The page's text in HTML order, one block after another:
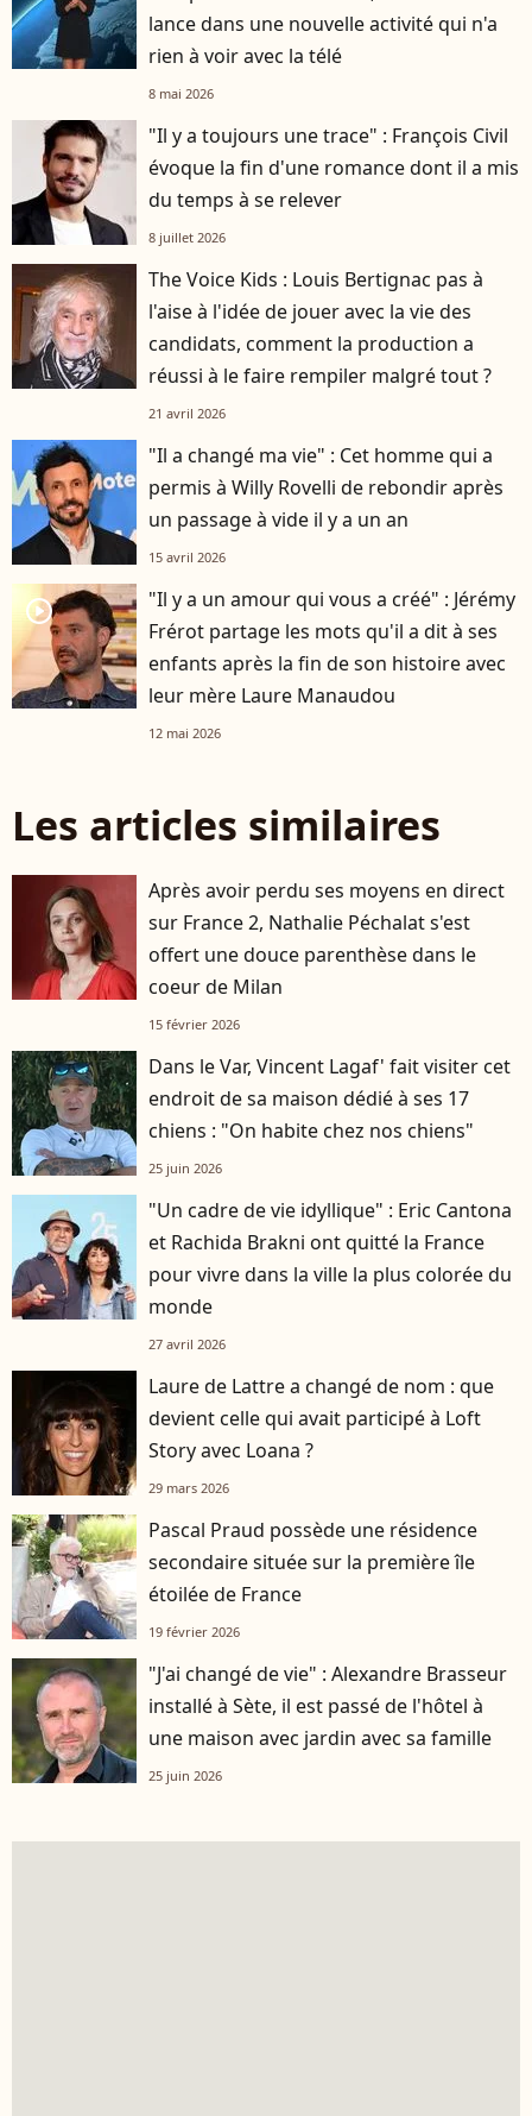
lance dans une nouvelle activité qui n'a
rien à voir avec la télé
8 mai 2026
"Il y a toujours une trace" : François Civil
évoque la fin d'une romance dont il a mis
du temps à se relever
8 juillet 2026
The Voice Kids : Louis Bertignac pas à
l'aise à l'idée de jouer avec la vie des
candidats, comment la production a
réussi à le faire rempiler malgré tout ?
21 avril 2026
"Il a changé ma vie" : Cet homme qui a
permis à Willy Rovelli de rebondir après
un passage à vide il y a un an
15 avril 2026
player2
"Il y a un amour qui vous a créé" : Jérémy
Frérot partage les mots qu'il a dit à ses
enfants après la fin de son histoire avec
leur mère Laure Manaudou
12 mai 2026
Les articles similaires
Après avoir perdu ses moyens en direct
sur France 2, Nathalie Péchalat s'est
offert une douce parenthèse dans le
coeur de Milan
15 février 2026
Dans le Var, Vincent Lagaf' fait visiter cet
endroit de sa maison dédié à ses 17
chiens : "On habite chez nos chiens"
25 juin 2026
"Un cadre de vie idyllique" : Eric Cantona
et Rachida Brakni ont quitté la France
pour vivre dans la ville la plus colorée du
monde
27 avril 2026
Laure de Lattre a changé de nom : que
devient celle qui avait participé à Loft
Story avec Loana ?
29 mars 2026
Pascal Praud possède une résidence
secondaire située sur la première île
étoilée de France
19 février 2026
"J'ai changé de vie" : Alexandre Brasseur
installé à Sète, il est passé de l'hôtel à
une maison avec jardin avec sa famille
25 juin 2026